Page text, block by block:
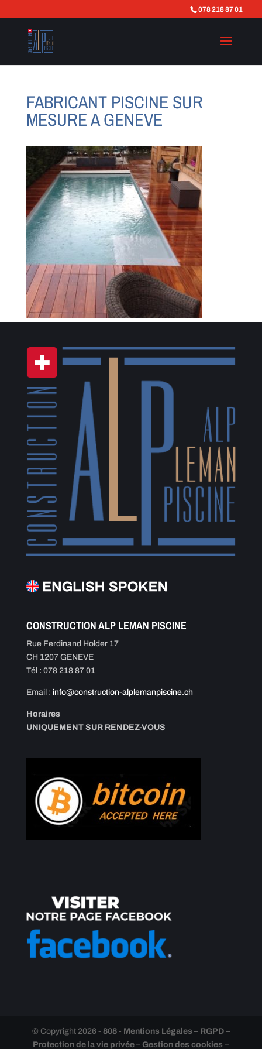
078 218 87 01
FABRICANT PISCINE SUR
MESURE A GENEVE
CONSTRUCTION ALP LEMAN PISCINE
Rue Ferdinand Holder 17
CH 1207 GENEVE
Tél : 078 218 87 01
Email : info@construction-alplemanpiscine.ch
Horaires
UNIQUEMENT SUR RENDEZ-VOUS
© Copyright 2026 - 808- Mentions Légales – RGPD –
Protection de la vie privée – Gestion des cookies –